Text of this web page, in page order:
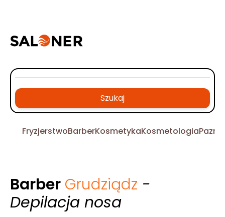
Szukaj
FryzjerstwoBarberKosmetykaKosmetologia
Barber Grudziądz -
Depilacja nosa